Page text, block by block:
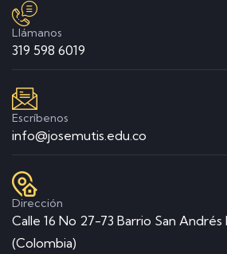
Llámanos
319 598 6019
Escríbenos
info@josemutis.edu.co
Dirección
Calle 16 No 27-73 Barrio San
(Colombia)